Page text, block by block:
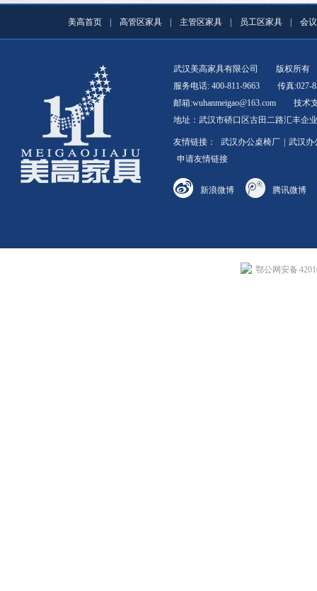
美高首页 高管区家具 主管区家具 员工区家具 会
武汉美高家具有限公司
版权所有
服务电话: 400-811-9663
传真:027-
邮箱:wuhanmeigao@163.com
技术
地址：武汉市硚口区古田二路汇丰企
友情链接： 武汉办公桌椅厂
武汉办
申请友情链接
新浪微博 腾讯微博
鄂公网安备